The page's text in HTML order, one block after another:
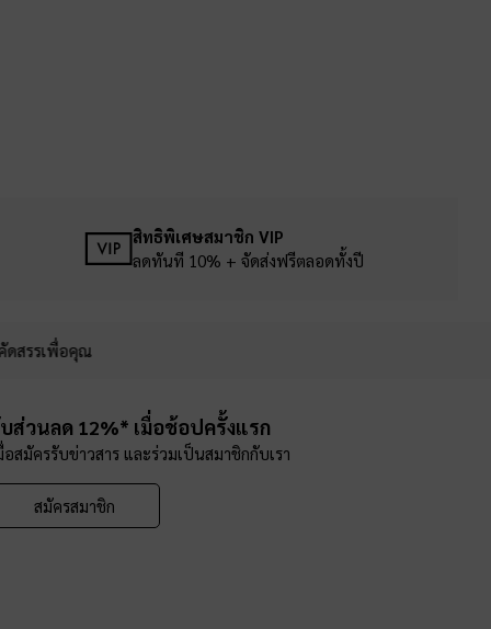
สิทธิพิเศษสมาชิก VIP
ลดทันที 10% + จัดส่งฟรีตลอดทั้งปี
ดสรรเพื่อคุณ
ส่วนลด 12%* เมื่อช้อปครั้งแรก
อสมัครรับข่าวสาร และร่วมเป็นสมาชิกกับเรา
สมัครสมาชิก